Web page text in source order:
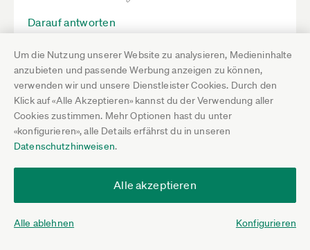
Um die Nutzung unserer Website zu analysieren, Medieninhalte
anzubieten und passende Werbung anzeigen zu können,
verwenden wir und unsere Dienstleister Cookies. Durch den
Klick auf «Alle Akzeptieren» kannst du der Verwendung aller
Cookies zustimmen. Mehr Optionen hast du unter
«konfigurieren», alle Details erfährst du in unseren
Datenschutzhinweisen.
Alle akzeptieren
Alle ablehnen Konfigurieren
Darauf antworten
Sabine Reimers 10.11.20 18:17
Lieber Andreas, danke für Deine klaren Worte. Ich
hatte die Hilfen von Land und Bund für mich
wird lang. Vor kurzem habe ich aus einem Post
das Grunddilemma verstanden...Unternehmer
ohne Mitarbeiter kommen in der Denk- und